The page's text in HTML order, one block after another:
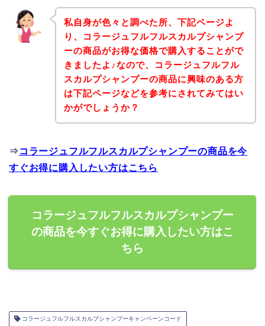
私自身が色々と調べた所、下記ページよ
り、コラージュフルフルスカルプシャンプ
ーの商品がお得な価格で購入することがで
きましたよ♪なので、コラージュフルフル
スカルプシャンプーの商品に興味のある方
は下記ページなどを参考にされてみてはい
かがでしょうか？
⇒ コラージュフルフルスカルプシャンプーの商品を今
すぐお得に購入したい方はこちら
コラージュフルフルスカルプシャンプー
の商品を今すぐお得に購入したい方はこ
ちら
コラージュフルフルスカルプシャンプーキャンペーンコード